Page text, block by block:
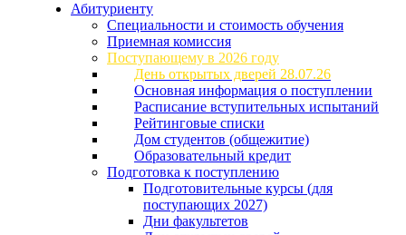
Абитуриенту
Специальности и стоимость обучения
Приемная комиссия
Поступающему в 2026 году
День открытых дверей 28.07.26
Основная информация о поступлении
Расписание вступительных испытаний
Рейтинговые списки
Дом студентов (общежитие)
Образовательный кредит
Подготовка к поступлению
Подготовительные курсы (для
поступающих 2027)
Дни факультетов